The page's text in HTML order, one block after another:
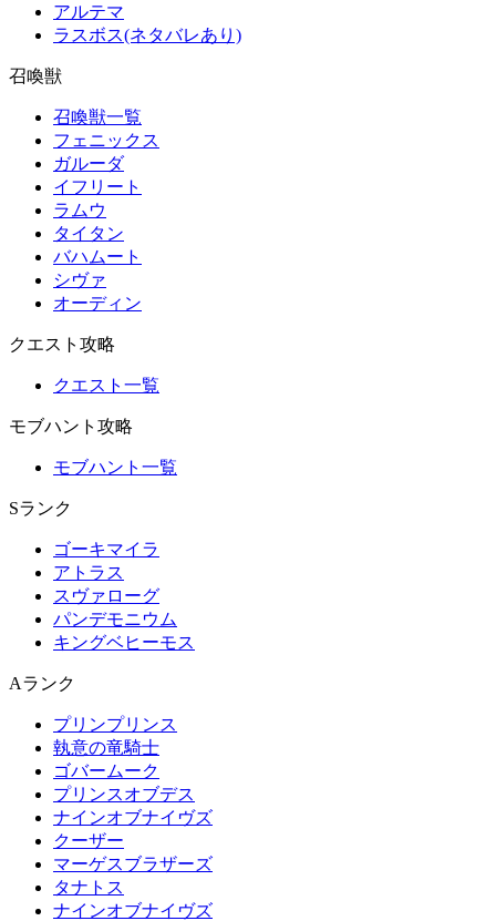
アルテマ
ラスボス(ネタバレあり)
召喚獣
召喚獣一覧
フェニックス
ガルーダ
イフリート
ラムウ
タイタン
バハムート
シヴァ
オーディン
クエスト攻略
クエスト一覧
モブハント攻略
モブハント一覧
Sランク
ゴーキマイラ
アトラス
スヴァローグ
パンデモニウム
キングベヒーモス
Aランク
プリンプリンス
執意の竜騎士
ゴバームーク
プリンスオブデス
ナインオブナイヴズ
クーザー
マーゲスブラザーズ
タナトス
ナインオブナイヴズ